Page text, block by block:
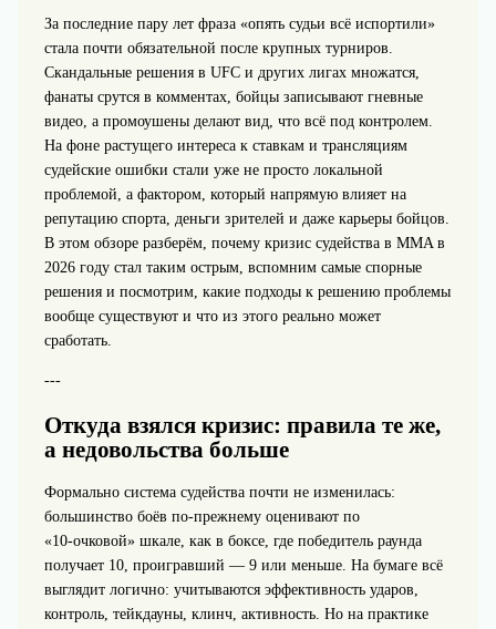
За последние пару лет фраза «опять судьи всё испортили»
стала почти обязательной после крупных турниров.
Скандальные решения в UFC и других лигах множатся,
фанаты срутся в комментах, бойцы записывают гневные
видео, а промоушены делают вид, что всё под контролем.
На фоне растущего интереса к ставкам и трансляциям
судейские ошибки стали уже не просто локальной
проблемой, а фактором, который напрямую влияет на
репутацию спорта, деньги зрителей и даже карьеры бойцов.
В этом обзоре разберём, почему кризис судейства в MMA в
2026 году стал таким острым, вспомним самые спорные
решения и посмотрим, какие подходы к решению проблемы
вообще существуют и что из этого реально может
сработать.
---
Откуда взялся кризис: правила те же,
а недовольства больше
Формально система судейства почти не изменилась:
большинство боёв по‑прежнему оценивают по
«10‑очковой» шкале, как в боксе, где победитель раунда
получает 10, проигравший — 9 или меньше. На бумаге всё
выглядит логично: учитываются эффективность ударов,
контроль, тейкдауны, клинч, активность. Но на практике